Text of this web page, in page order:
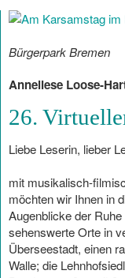
Bürgerpark Bremen
Anneliese Loose-
26.
Liebe Leserin, lieber
mit musikalisch-
möchten wir Ihnen in
Augenblicke der
sehenswerte Orte in
Überseestadt, einen
Walle; die